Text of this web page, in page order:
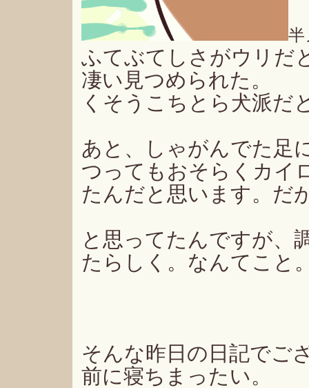
半
ふてぶてしさがウリだ
凄い見つめられた。
くそうこちとら犬派
あと、しゃがんでた足
つってもおそらくカイ
たんだと思います。だ
と思ってたんですが、
たらしく。なんてこと
そんな昨日の日記でご
前に寝ちまったい。